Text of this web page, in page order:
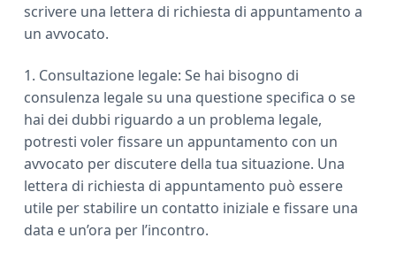
scrivere una lettera di richiesta di appuntamento a
un avvocato.
1. Consultazione legale: Se hai bisogno di
consulenza legale su una questione specifica o se
hai dei dubbi riguardo a un problema legale,
potresti voler fissare un appuntamento con un
avvocato per discutere della tua situazione. Una
lettera di richiesta di appuntamento può essere
utile per stabilire un contatto iniziale e fissare una
data e un’ora per l’incontro.